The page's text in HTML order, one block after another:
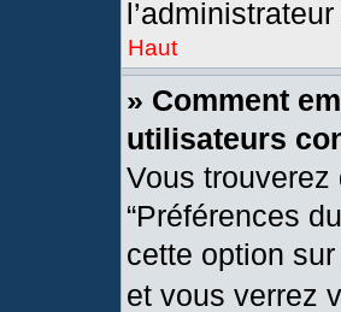
Haut
» Comment
utilisateurs
Vous trouverez
“Préférences
cette option sur
et vous verrez